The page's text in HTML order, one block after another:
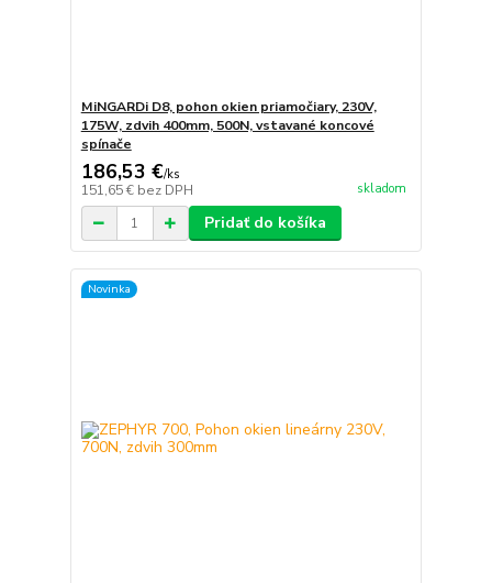
MiNGARDi D8, pohon okien priamočiary, 230V,
175W, zdvih 400mm, 500N, vstavané koncové
spínače
186,53 €/ks
151,65 € bez DPH skladom
Pridať do košíka
Novinka